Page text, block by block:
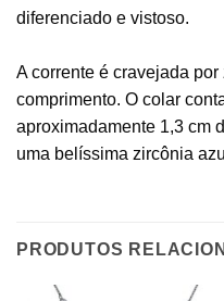
diferenciado e vistoso.
A corrente é cravejada
comprimento. O colar
aproximadamente 1,3 cm
uma belíssima zircônia
PRODUTOS